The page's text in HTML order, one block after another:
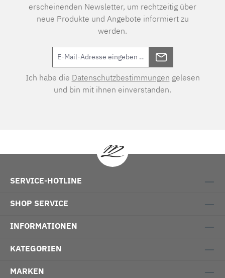
erscheinenden Newsletter, um rechtzeitig über
neue Produkte und Angebote informiert zu
werden.
Ich habe die Datenschutzbestimmungen gelesen
und bin mit ihnen einverstanden.
SERVICE-HOTLINE
SHOP SERVICE
INFORMATIONEN
KATEGORIEN
MARKEN